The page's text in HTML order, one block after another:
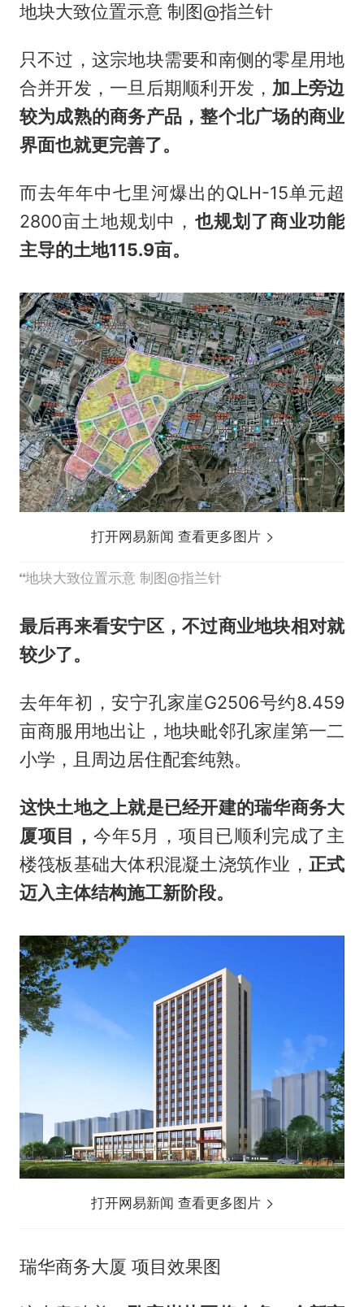
地块大致位置示意 制图@指兰针
只不过，这宗地块需要和南侧的零星用地
合并开发，一旦后期顺利开发， 加上旁边
较为成熟的商务产品，整个北广场的商业
界面也就更完善了。
而去年年中七里河爆出的QLH-15单元超
2800亩土地规划中， 也规划了商业功能
主导的土地115.9亩。
打开网易新闻 查看更多图片
地块大致位置示意 制图@指兰针
最后再来看安宁区，不过商业地块相对就
较少了。
去年年初，安宁孔家崖G2506号约8.459
亩商服用地出让，地块毗邻孔家崖第一二
小学，且周边居住配套纯熟。
这快土地之上就是已经开建的瑞华商务大
厦项目，今年5月，项目已顺利完成了主
楼筏板基础大体积混凝土浇筑作业， 正式
迈入主体结构施工新阶段。
打开网易新闻 查看更多图片
瑞华商务大厦 项目效果图